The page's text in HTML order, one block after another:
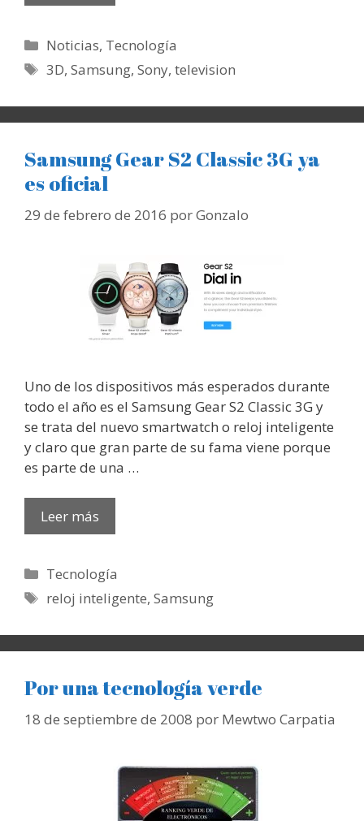
Categorías
Noticias, Tecnología
Etiquetas
3D,Samsung,Sony,television
Samsung Gear S2 Classic 3G ya
es oficial
29 de febrero de 2016 porGonzalo
Uno de los dispositivos más esperados durante
todo el año es el Samsung Gear S2 Classic 3G y
se trata del nuevo smartwatch o reloj inteligente
y claro que gran parte de su fama viene porque
es parte de una …
Leer más
Categorías
Tecnología
Etiquetas
reloj inteligente,Samsung
Por una tecnología verde
18 de septiembre de 2008 por Mewtwo Carpatia